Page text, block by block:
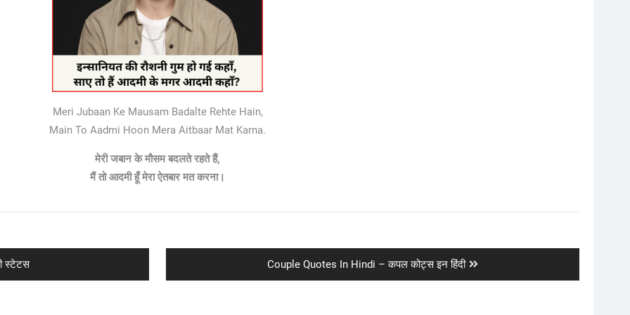
Meri Jubaan Ke Mausam Badalte Rehte Hain,
Main To Aadmi Hoon Mera Aitbaar Mat Karna.
मेरी जबान के मौसम बदलते रहते हैं,
मैं तो आदमी हूँ मेरा ऐतबार मत करना।
स्टेटस
Next
post:
Couple Quotes In Hindi – कपल कोट्स इन हिंदी